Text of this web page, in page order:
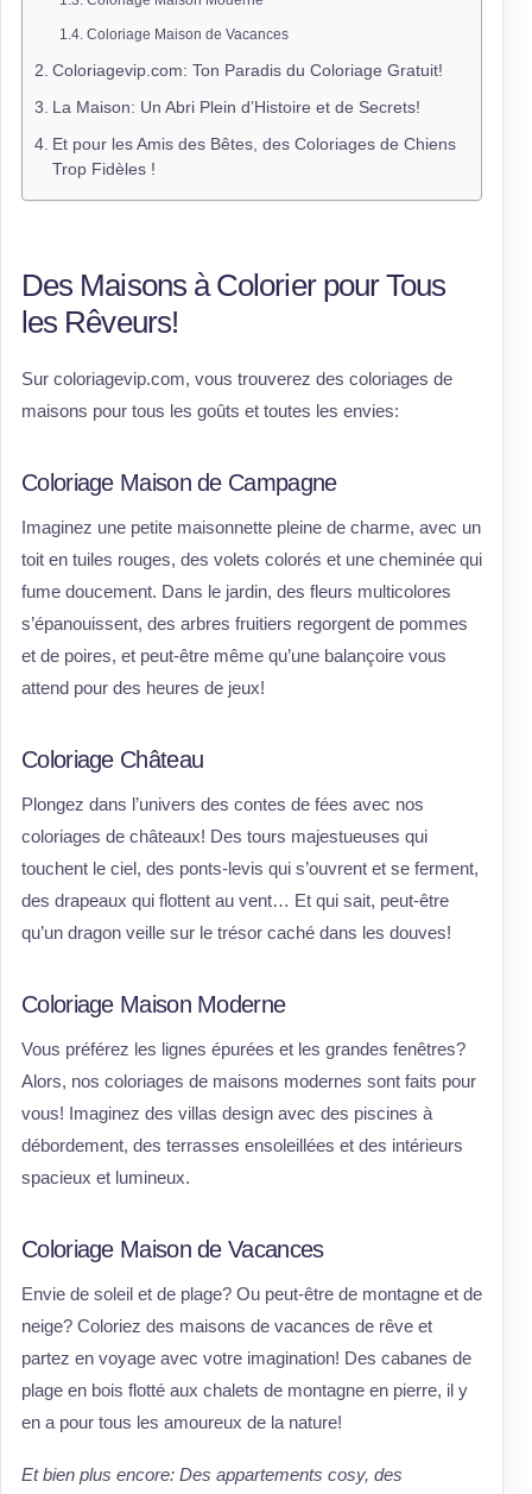
Coloriage Maison de Vacances
Coloriagevip.com: Ton Paradis du Coloriage Gratuit!
La Maison: Un Abri Plein d’Histoire et de Secrets!
Et pour les Amis des Bêtes, des Coloriages de Chiens
Trop Fidèles !
Des Maisons à Colorier pour Tous
les Rêveurs!
Sur coloriagevip.com, vous trouverez des coloriages de
maisons pour tous les goûts et toutes les envies:
Coloriage Maison de Campagne
Imaginez une petite maisonnette pleine de charme, avec un
toit en tuiles rouges, des volets colorés et une cheminée qui
fume doucement. Dans le jardin, des fleurs multicolores
s’épanouissent, des arbres fruitiers regorgent de pommes
et de poires, et peut-être même qu’une balançoire vous
attend pour des heures de jeux!
Coloriage Château
Plongez dans l’univers des contes de fées avec nos
coloriages de châteaux! Des tours majestueuses qui
touchent le ciel, des ponts-levis qui s’ouvrent et se ferment,
des drapeaux qui flottent au vent… Et qui sait, peut-être
qu’un dragon veille sur le trésor caché dans les douves!
Coloriage Maison Moderne
Vous préférez les lignes épurées et les grandes fenêtres?
Alors, nos coloriages de maisons modernes sont faits pour
vous! Imaginez des villas design avec des piscines à
débordement, des terrasses ensoleillées et des intérieurs
spacieux et lumineux.
Coloriage Maison de Vacances
Envie de soleil et de plage? Ou peut-être de montagne et de
neige? Coloriez des maisons de vacances de rêve et
partez en voyage avec votre imagination! Des cabanes de
plage en bois flotté aux chalets de montagne en pierre, il y
en a pour tous les amoureux de la nature!
Et bien plus encore: Des appartements cosy, des